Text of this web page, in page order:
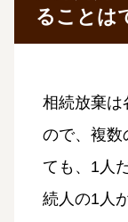
ることは
相続放棄は
ので、複数
ても、1人
続人の1人